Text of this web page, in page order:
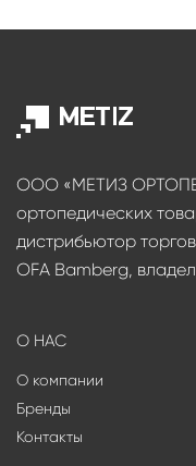
ООО «МЕТИЗ
ортопедических
дистрибьютор
OFA Bamberg,
О НАС
О компании
Бренды
Контакты